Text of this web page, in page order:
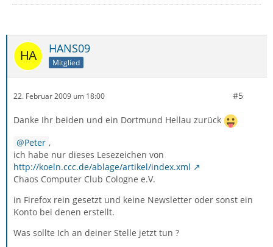
HANS09
Mitglied
22. Februar 2009 um 18:00 #5
Danke Ihr beiden und ein Dortmund Hellau zurück
Peter ,
ich habe nur dieses Lesezeichen von
http://koeln.ccc.de/ablage/artikel/index.xml
Chaos Computer Club Cologne e.V.
in Firefox rein gesetzt und keine Newsletter oder sonst ein
Konto bei denen erstellt.
Was sollte Ich an deiner Stelle jetzt tun ?